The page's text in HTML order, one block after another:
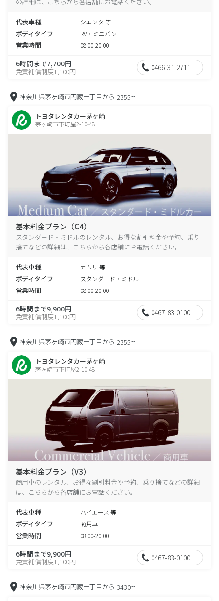
代表車種 シエンタ 等
ボディタイプ RV・ミニバン
営業時間 08:00-20:00
6時間まで7,700円
免責補償制度1,100円 0466-31-2711
神奈川県茅ヶ崎市円蔵一丁目から 2355m
トヨタレンタカー茅ヶ崎
茅ヶ崎市下町屋2-10-48
基本料金プラン（C4）
スタンダード・ミドルのレンタル、お得な割引料金や予約、乗り
捨てなどの詳細は、こちらから各店舗にお電話ください。
代表車種 カムリ 等
ボディタイプ スタンダード・ミドル
営業時間 08:00-20:00
6時間まで9,900円
免責補償制度1,100円 0467-83-0100
神奈川県茅ヶ崎市円蔵一丁目から 2355m
トヨタレンタカー茅ヶ崎
茅ヶ崎市下町屋2-10-48
基本料金プラン（V3）
商用車のレンタル、お得な割引料金や予約、乗り捨てなどの詳細
は、こちらから各店舗にお電話ください。
代表車種 ハイエース 等
ボディタイプ 商用車
営業時間 08:00-20:00
6時間まで9,900円
免責補償制度1,100円 0467-83-0100
神奈川県茅ヶ崎市円蔵一丁目から 3430m